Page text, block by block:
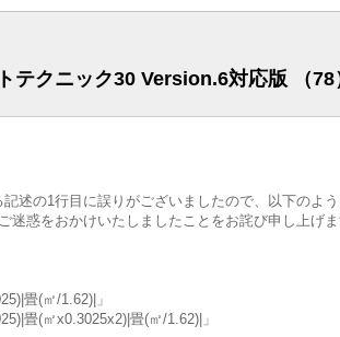
クニック30 Version.6対応版 （78
述の1行目に誤りがございましたので、以下のよ
迷惑をおかけいたしましたことをお詫び申し上げま
畳(㎡/1.62)|」
畳(㎡x0.3025x2)|畳(㎡/1.62)|」